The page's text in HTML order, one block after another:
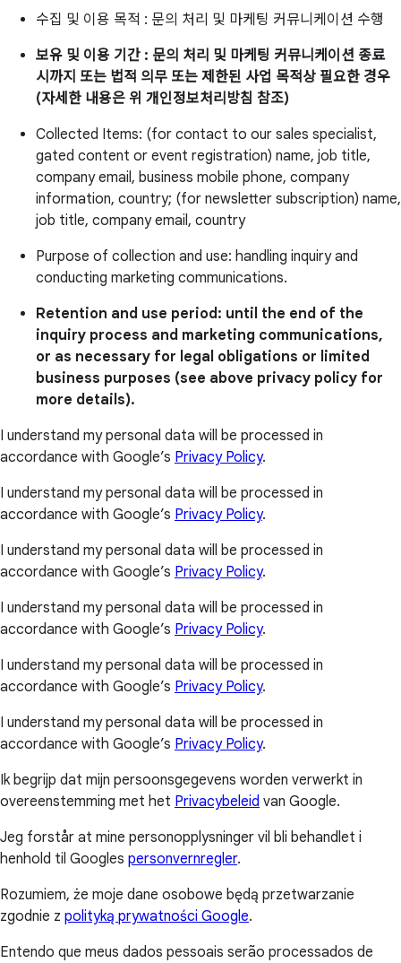
수집 및 이용 목적 : 문의 처리 및 마케팅 커뮤니케이션 수행
보유 및 이용 기간 : 문의 처리 및 마케팅 커뮤니케이션 종료
시까지 또는 법적 의무 또는 제한된 사업 목적상 필요한 경우
(자세한 내용은 위 개인정보처리방침 참조)
Collected Items: (for contact to our sales specialist,
gated content or event registration) name, job title,
company email, business mobile phone, company
information, country; (for newsletter subscription) name,
job title, company email, country
Purpose of collection and use: handling inquiry and
conducting marketing communications.
Retention and use period: until the end of the
inquiry process and marketing communications,
or as necessary for legal obligations or limited
business purposes (see above privacy policy for
more details).
I understand my personal data will be processed in
accordance with Google’s Privacy Policy.
I understand my personal data will be processed in
accordance with Google’s Privacy Policy.
I understand my personal data will be processed in
accordance with Google’s Privacy Policy.
I understand my personal data will be processed in
accordance with Google’s Privacy Policy.
I understand my personal data will be processed in
accordance with Google’s Privacy Policy.
I understand my personal data will be processed in
accordance with Google’s Privacy Policy.
Ik begrijp dat mijn persoonsgegevens worden verwerkt in
overeenstemming met het Privacybeleid van Google.
Jeg forstår at mine personopplysninger vil bli behandlet i
henhold til Googles personvernregler.
Rozumiem, że moje dane osobowe będą przetwarzanie
zgodnie z polityką prywatności Google.
Entendo que meus dados pessoais serão processados de